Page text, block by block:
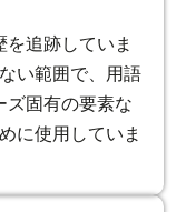
追跡していま
い範囲で、用語
ズ固有の要素な
に使用していま